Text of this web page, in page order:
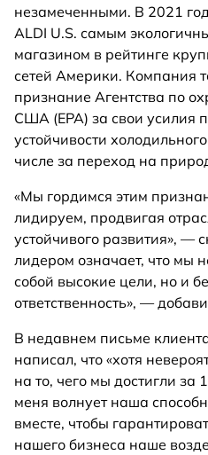
незамеченными. В 2021
ALDI U.S. самым
магазином в рейтинге
сетей Америки. Компания
признание Агентства по
США (EPA) за свои усилия
устойчивости
числе за переход на
«Мы гордимся этим
лидируем, продвигая
устойчивого развития», —
лидером означает, что мы
собой высокие цели, но и
ответственность», —
В недавнем письме
написал, что «хотя
на то, чего мы достигли за
меня волнует наша
вместе, чтобы
нашего бизнеса наше